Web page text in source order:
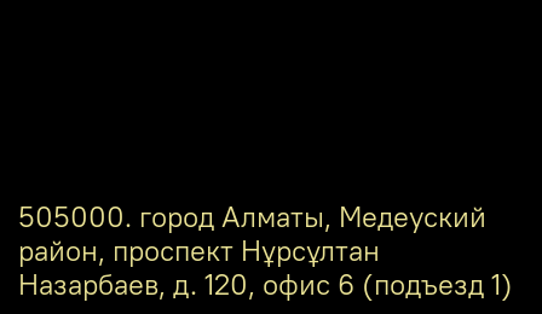
505000. город Алматы, Медеуский
район, проспект Нұрсұлтан
Назарбаев, д. 120, офис 6 (подъезд 1)